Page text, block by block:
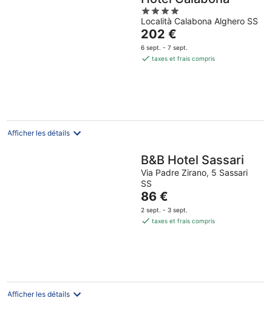
4
out
of
5
Località Calabona Alghero SS
Le
prix
est
202 €
6 sept. - 7 sept.
taxes et frais compris
Afficher les détails
B&B Hotel Sassari
Via Padre Zirano, 5 Sassari
SS
Le
prix
est
86 €
2 sept. - 3 sept.
taxes et frais compris
Afficher les détails